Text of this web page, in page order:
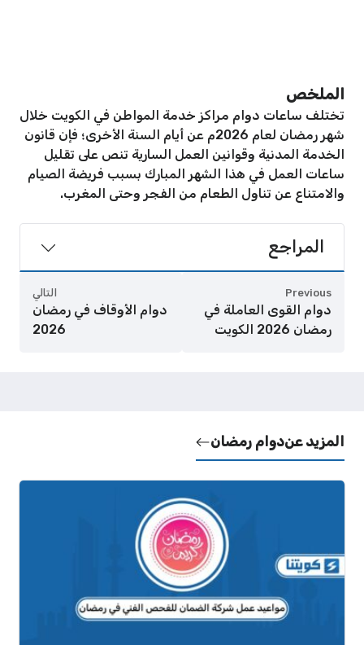
الملخص
تختلف ساعات دوام مراكز خدمة المواطن في الكويت خلال
شهر رمضان لعام 2026م عن أيام السنة الأخرى؛ فإن قانون
الخدمة المدنية وقوانين العمل السارية تنص على تقليل
ساعات العمل في هذا الشهر المبارك بسبب فريضة الصيام
والامتناع عن تناول الطعام من الفجر وحتى المغرب.
المراجع
Previous
دوام القوى العاملة في
رمضان 2026 الكويت
التالي
دوام الأوقاف في رمضان
2026
المزيد عندوام رمضان